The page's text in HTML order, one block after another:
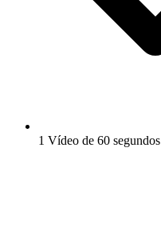
1 Vídeo de 60 segundos